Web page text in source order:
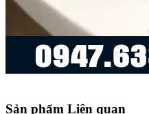
Sản phẩm Liên quan